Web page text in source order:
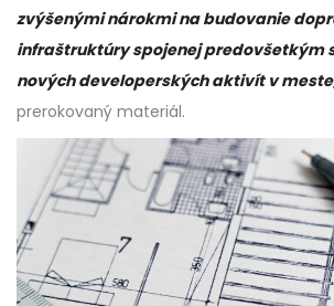
zvýšenými nárokmi na budovanie
infraštruktúry spojenej predovšetkým
nových developerských aktivít v
prerokovaný materiál.